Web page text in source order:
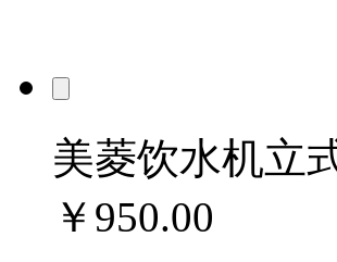
美菱饮水机立
￥950.00